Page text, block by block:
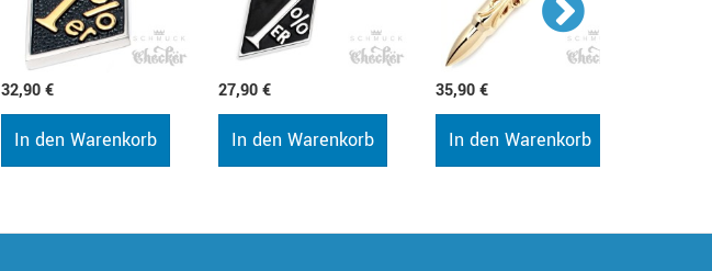
32,90 €
In den Warenkorb
27,90 €
In den Warenkorb
35,90 €
In den Warenkorb